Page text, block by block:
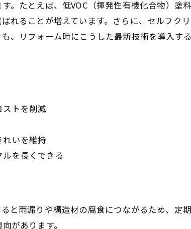
。たとえば、低VOC（揮発性有機化合物）塗
れることが増えています。さらに、セルフク
、リフォーム時にこうした最新技術を導入す
トを削減
れいを維持
を長くできる
と雨漏りや構造材の腐食につながるため、定
があります。